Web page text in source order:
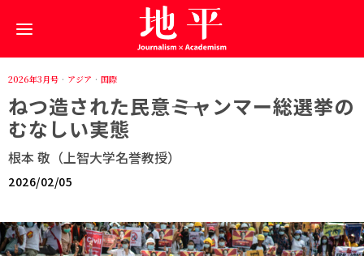
2026年3月号 · アジア · 国際
ねつ造された民意――ミャンマー総選挙の
むなしい実態
根本 敬（上智大学名誉教授）
2026/02/05